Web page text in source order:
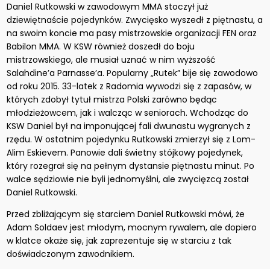
Daniel Rutkowski w zawodowym MMA stoczył już
dziewiętnaście pojedynków. Zwycięsko wyszedł z piętnastu, a
na swoim koncie ma pasy mistrzowskie organizacji FEN oraz
Babilon MMA. W KSW również doszedł do boju
mistrzowskiego, ale musiał uznać w nim wyższość
Salahdine’a Parnasse’a. Popularny „Rutek” bije się zawodowo
od roku 2015. 33-latek z Radomia wywodzi się z zapasów, w
których zdobył tytuł mistrza Polski zarówno będąc
młodzieżowcem, jak i walcząc w seniorach. Wchodząc do
KSW Daniel był na imponującej fali dwunastu wygranych z
rzędu. W ostatnim pojedynku Rutkowski zmierzył się z Lom-
Alim Eskievem. Panowie dali świetny stójkowy pojedynek,
który rozegrał się na pełnym dystansie piętnastu minut. Po
walce sędziowie nie byli jednomyślni, ale zwycięzcą został
Daniel Rutkowski.
Przed zbliżającym się starciem Daniel Rutkowski mówi, że
Adam Soldaev jest młodym, mocnym rywalem, ale dopiero
w klatce okaże się, jak zaprezentuje się w starciu z tak
doświadczonym zawodnikiem.